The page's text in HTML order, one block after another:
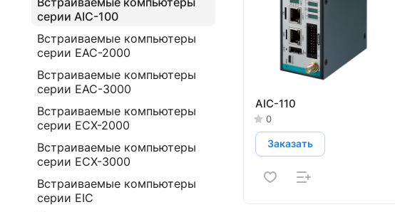
AIC-110
0
Заказать
серии AIC-100
Встраиваемые компьютеры
серии EAC-2000
Встраиваемые компьютеры
серии EAC-3000
Встраиваемые компьютеры
серии ECX-2000
Встраиваемые компьютеры
серии ECX-3000
Встраиваемые компьютеры
серии EIC